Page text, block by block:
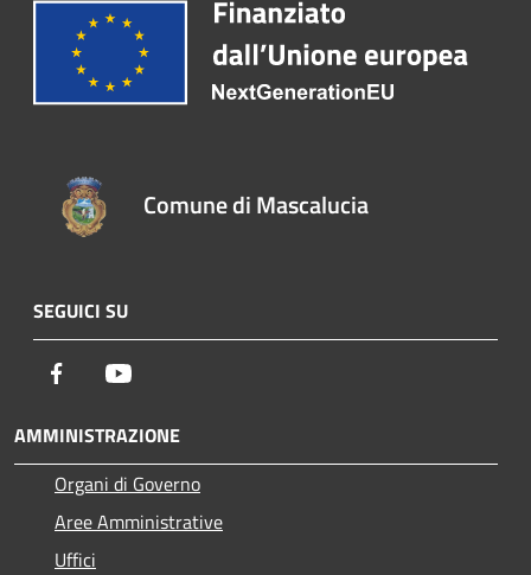
Comune di Mascalucia
SEGUICI SU
Facebook
AMMINISTRAZIONE
Organi di Governo
Aree Amministrative
Uffici